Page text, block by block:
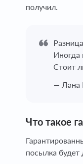
получил.
Иногда
Стоит
— Лана
Что такое
посылка будет